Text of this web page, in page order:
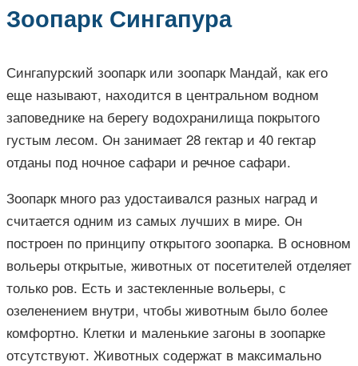
Зоопарк Сингапура
Сингапурский зоопарк или зоопарк Мандай, как его
еще называют, находится в центральном водном
заповеднике на берегу водохранилища покрытого
густым лесом. Он занимает 28 гектар и 40 гектар
отданы под ночное сафари и речное сафари.
Зоопарк много раз удостаивался разных наград и
считается одним из самых лучших в мире. Он
построен по принципу открытого зоопарка. В основном
вольеры открытые, животных от посетителей отделяет
только ров. Есть и застекленные вольеры, с
озеленением внутри, чтобы животным было более
комфортно. Клетки и маленькие загоны в зоопарке
отсутствуют. Животных содержат в максимально